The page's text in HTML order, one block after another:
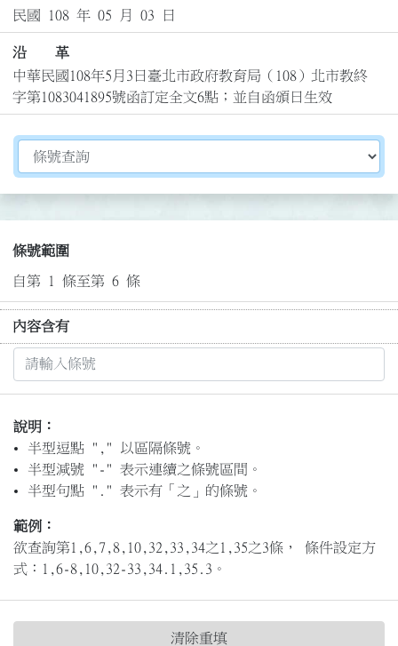
民國 108 年 05 月 03 日
沿 革
中華民國108年5月3日臺北市政府教育局（108）北市教終
字第1083041895號函訂定全文6點；並自函頒日生效
切換選擇法規資訊內容
條號範圍
自第 1 條至第 6 條
內容含有
說明：
半型逗點 "," 以區隔條號。
半型減號 "-" 表示連續之條號區間。
半型句點 "." 表示有「之」的條號。
範例：
欲查詢第1,6,7,8,10,32,33,34之1,35之3條， 條件設定方
式：1,6-8,10,32-33,34.1,35.3。
清除重填